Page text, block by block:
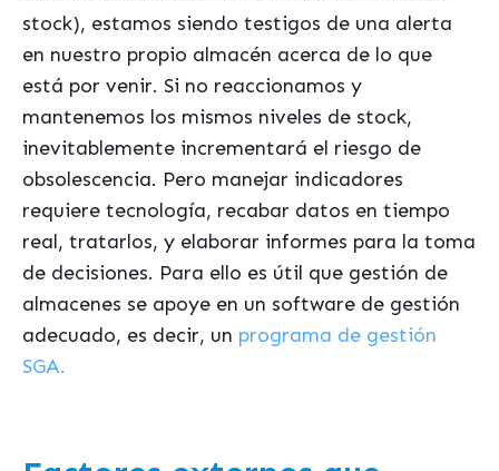
stock), estamos siendo testigos de una alerta
en nuestro propio almacén acerca de lo que
está por venir. Si no reaccionamos y
mantenemos los mismos niveles de stock,
inevitablemente incrementará el riesgo de
obsolescencia. Pero manejar indicadores
requiere tecnología, recabar datos en tiempo
real, tratarlos, y elaborar informes para la toma
de decisiones. Para ello es útil que gestión de
almacenes se apoye en un software de gestión
adecuado, es decir, un programa de gestión
SGA.